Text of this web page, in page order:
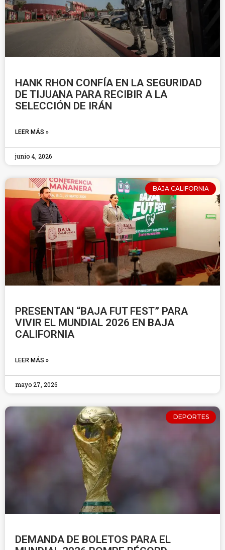
HANK RHON CONFÍA EN LA SEGURIDAD
DE TIJUANA PARA RECIBIR A LA
SELECCIÓN DE IRÁN
LEER MÁS »
junio 4, 2026
BAJA CALIFORNIA
PRESENTAN “BAJA FUT FEST” PARA
VIVIR EL MUNDIAL 2026 EN BAJA
CALIFORNIA
LEER MÁS »
mayo 27, 2026
DEPORTES
DEMANDA DE BOLETOS PARA EL